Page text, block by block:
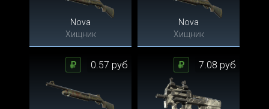
Nova
Хищник
Nova
Хищник
0.57 руб 7.08 руб